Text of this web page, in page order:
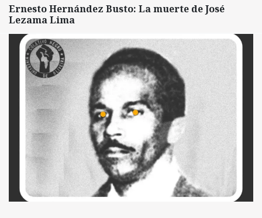
Ernesto Hernández Busto: La muerte de José
Lezama Lima